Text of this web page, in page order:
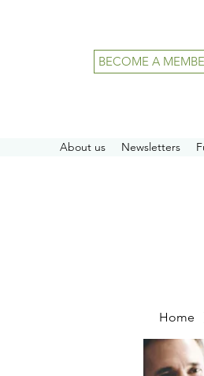
BECOME A
About us Newsletters
Home